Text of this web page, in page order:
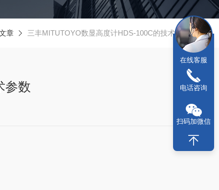
章 三丰MITUTOYO数显高度计HDS-100C的技术参数
参数
在线客服
电话咨询
扫码加微信